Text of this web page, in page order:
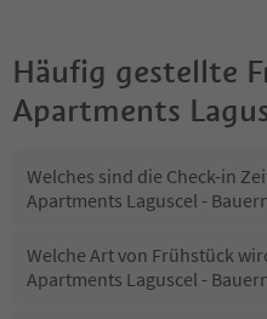
Häufig gestellte
Apartments
Welches sind die Check-in
Apartments Laguscel -
Welche Art von Frühstück
Apartments Laguscel -